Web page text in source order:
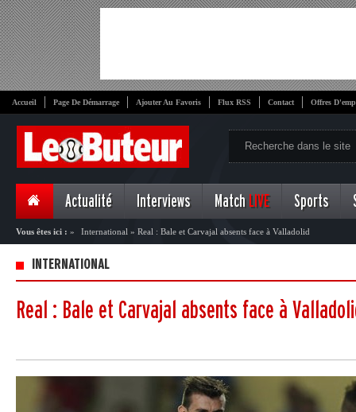
Accueil Page De Démarrage Ajouter Au Favoris Flux RSS Contact Offres
Actualité Interviews Match LIVE Sports
Vous êtes ici : » International » Real : Bale et Carvajal absents face à Valladolid
INTERNATIONAL
Real : Bale et Carvajal absents face à